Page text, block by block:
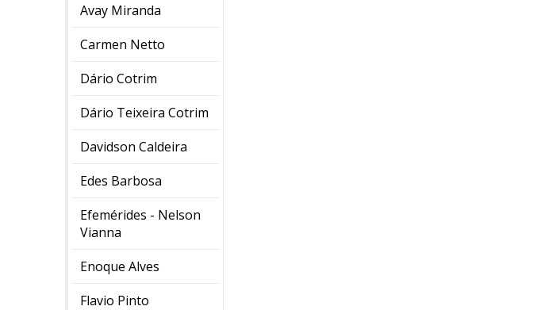
Avay Miranda
Carmen Netto
Dário Cotrim
Dário Teixeira Cotrim
Davidson Caldeira
Edes Barbosa
Efemérides - Nelson
Vianna
Enoque Alves
Flavio Pinto